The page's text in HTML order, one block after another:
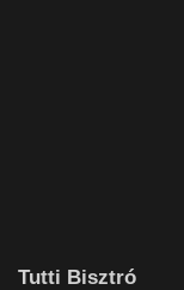
Tutti Bisztró